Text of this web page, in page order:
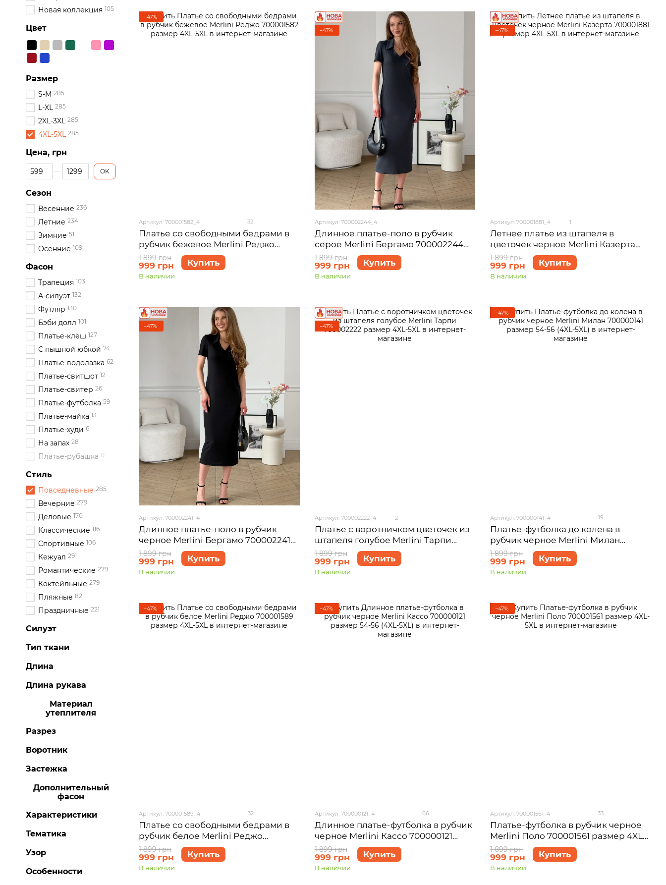
−47%
Артикул: 700001582_4 32
Платье со свободными бедрами в
рубчик бежевое Merlini Реджо
700001582 размер 4XL-5XL
1 899 грн
999 грн Купить
В наличии
−47%
Артикул: 700002244_4
Длинное платье-поло в рубчик
серое Merlini Бергамо 700002244
размер 4XL-5XL
1 899 грн
999 грн Купить
В наличии
−47%
Артикул: 700001881_4 1
Летнее платье из штапеля в
цветочек черное Merlini Казерта
700001881 размер 4XL-5XL
1 899 грн
999 грн Купить
В наличии
−47%
Артикул: 700002241_4
Длинное платье-поло в рубчик
черное Merlini Бергамо 700002241
размер 4XL-5XL
1 899 грн
999 грн Купить
В наличии
−47%
Артикул: 700002222_4 2
Платье с воротничком цветочек из
штапеля голубое Merlini Тарпи
700002222 размер 4XL-5XL
1 899 грн
999 грн Купить
В наличии
−47%
Артикул: 700000141_4 19
Платье-футболка до колена в
рубчик черное Merlini Милан
700000141 размер 54-56 (4XL-5XL)
1 899 грн
999 грн Купить
В наличии
−47%
Артикул: 700001589_4 32
Платье со свободными бедрами в
рубчик белое Merlini Реджо
700001589 размер 4XL-5XL
1 899 грн
999 грн Купить
В наличии
−47%
Артикул: 700000121_4 66
Длинное платье-футболка в рубчик
черное Merlini Кассо 700000121
размер 54-56 (4XL-5XL)
1 899 грн
999 грн Купить
В наличии
−47%
Артикул: 700001561_4 33
Платье-футболка в рубчик черное
Merlini Поло 700001561 размер 4XL-
5XL
1 899 грн
999 грн Купить
В наличии
Новая коллекция 105
Цвет
Размер
S-M 285
L-XL 285
2XL-3XL 285
4XL-5XL 285
Цена, грн
От Цена, грн
До Цена, грн OK
Сезон
Весенние 236
Летние 234
Зимние 51
Осенние 109
Фасон
Трапеция 103
А-силуэт 132
Футляр 130
Бэби долл 101
Платье-клёш 127
С пышной юбкой 74
Платье-водолазка 62
Платье-свитшот 12
Платье-свитер 26
Платье-футболка 59
Платье-майка 13
Платье-худи 6
На запах 28
Платье-рубашка 0
Стиль
Повседневные 285
Вечерние 279
Деловые 170
Классические 116
Спортивные 106
Кежуал 291
Романтические 279
Коктейльные 279
Пляжные 82
Праздничные 221
Силуэт
Тип ткани
Длина
Длина рукава
Материал
утеплителя
Разрез
Воротник
Застежка
Дополнительный
фасон
Характеристики
Тематика
Узор
Особенности